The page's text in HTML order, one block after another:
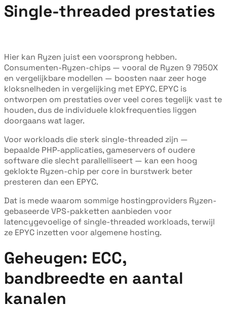
Single-threaded prestaties
Hier kan Ryzen juist een voorsprong hebben.
Consumenten-Ryzen-chips — vooral de Ryzen 9 7950X
en vergelijkbare modellen — boosten naar zeer hoge
kloksnelheden in vergelijking met EPYC. EPYC is
ontworpen om prestaties over veel cores tegelijk vast te
houden, dus de individuele klokfrequenties liggen
doorgaans wat lager.
Voor workloads die sterk single-threaded zijn —
bepaalde PHP-applicaties, gameservers of oudere
software die slecht parallelliseert — kan een hoog
geklokte Ryzen-chip per core in burstwerk beter
presteren dan een EPYC.
Dat is mede waarom sommige hostingproviders Ryzen-
gebaseerde VPS-pakketten aanbieden voor
latencygevoelige of single-threaded workloads, terwijl
ze EPYC inzetten voor algemene hosting.
Geheugen: ECC,
bandbreedte en aantal
kanalen